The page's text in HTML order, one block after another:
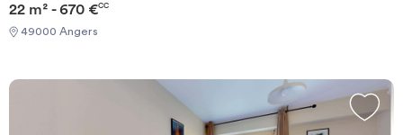
22 m² - 670 €CC
49000 Angers